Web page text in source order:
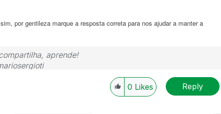
por gentileza marque a resposta correta para nos ajudar a manter a
aprende!
0 Likes Reply